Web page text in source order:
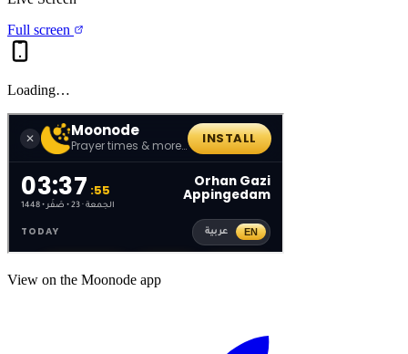
Full screen
Loading…
View on the Moonode app